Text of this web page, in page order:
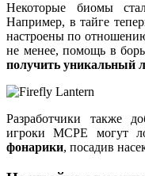
Некоторые биомы
Например, в тайге
настроены по
не менее, помощь в
получить уникальный
Разработчики также
игроки MCPE могут
фонарики, посадив